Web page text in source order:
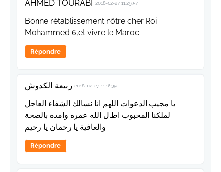
AHMED TOURABI 2018-02-27 11:29:57
Bonne rétablissement nôtre cher Roi
Mohammed 6,et vivre le Maroc.
Répondre
ربيعة الكدوش 2018-02-27 11:16:39
يا مجيب الدعوات اللهم انا نسالك الشفاء العاجل
لملكنا المحبوب اطال الله عمره وامده بالصحة
والعافية يا رحمان يا رحيم
Répondre